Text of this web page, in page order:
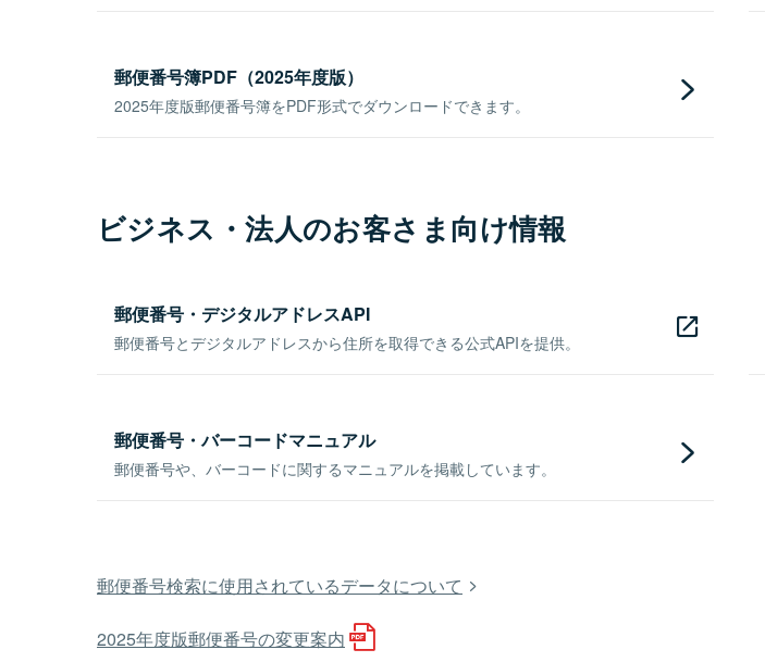
郵便番号簿PDF（2025年度版）
2025年度版郵便番号簿をPDF形式でダウンロードできます。
ビジネス・法人のお客さま向け情報
郵便番号・デジタルアドレスAPI
郵便番号とデジタルアドレスから住所を取得できる公式APIを提供。
郵便番号・バーコードマニュアル
郵便番号や、バーコードに関するマニュアルを掲載しています。
郵便番号検索に使用されているデータについて
2025年度版郵便番号の変更案内